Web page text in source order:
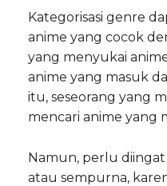
Kategorisasi genre
anime yang cocok
yang menyukai
anime yang masuk
itu, seseorang yang
mencari anime yang
Namun, perlu
atau sempurna,